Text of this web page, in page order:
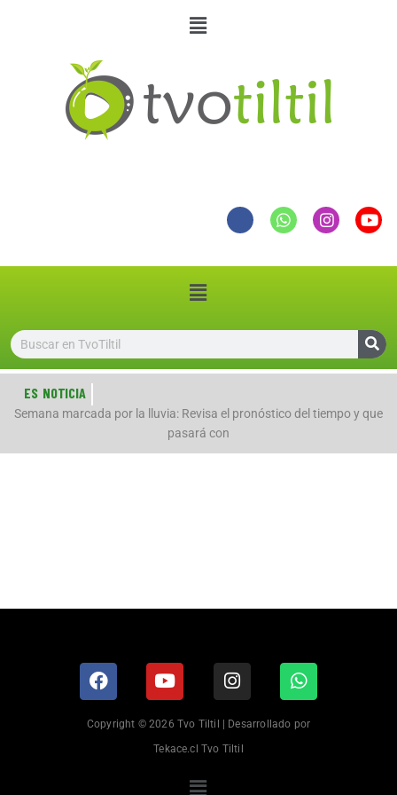
ES NOTICIA
Semana marcada por la lluvia: Revisa el pronóstico del tiempo y que
pasará con
Copyright © 2026 Tvo Tiltil | Desarrollado por
Tekace.cl Tvo Tiltil